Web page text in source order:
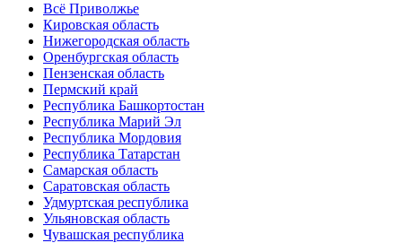
Всё Приволжье
Кировская область
Нижегородская область
Оренбургская область
Пензенская область
Пермский край
Республика Башкортостан
Республика Марий Эл
Республика Мордовия
Республика Татарстан
Самарская область
Саратовская область
Удмуртская республика
Ульяновская область
Чувашская республика